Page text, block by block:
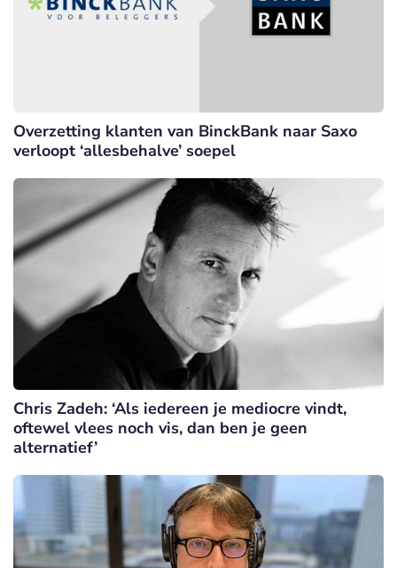
Overzetting klanten van BinckBank naar Saxo
verloopt ‘allesbehalve’ soepel
Chris Zadeh: ‘Als iedereen je mediocre vindt,
oftewel vlees noch vis, dan ben je geen
alternatief’